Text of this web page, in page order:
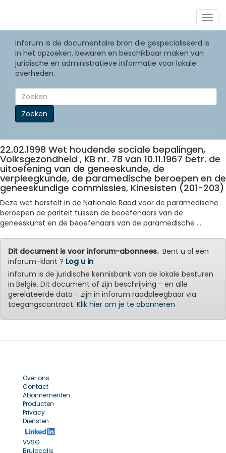
Inforum is de documentaire bron die gespecialiseerd is
in het opzoeken, bewaren en beschikbaar maken van
juridische en administratieve informatie voor lokale
overheden.
Zoeken
22.02.1998 Wet houdende sociale bepalingen,
Volksgezondheid , KB nr. 78 van 10.11.1967 betr. de
uitoefening van de geneeskunde, de
verpleegkunde, de paramedische beroepen en de
geneeskundige commissies, Kinesisten (201-203)
Deze wet herstelt in de Nationale Raad voor de paramedische
beroepen de pariteit tussen de beoefenaars van de
geneeskunst en de beoefenaars van de paramedische ...
Dit document is voor inforum-abonnees.Bent u al een
inforum-klant ? Log u in
inforum is de juridische kennisbank van de lokale besturen
in België. Dit document of zijn beschrijving - en alle
gerelateerde data - zijn in inforum raadpleegbaar via
toegangscontract. Klik hier om je te abonneren
Over ons
Contact
Abonnementen
Producten
Privacy
Diensten
VVSG
Brulocalis